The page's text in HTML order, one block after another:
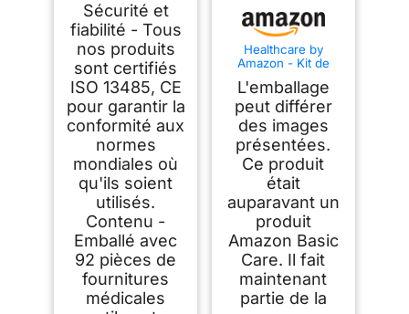
Composée de 92
Articles pour la
Maison, Le Véhicule,
Les Voyages, Le
Bureau, Le Lieu de
Travail, la
Randonnée, la
Survie et l'Extérieur
(Rouge)
Sécurité et
fiabilité - Tous
nos produits
sont certifiés
ISO 13485, CE
pour garantir la
conformité aux
normes
mondiales où
qu'ils soient
utilisés.
Contenu -
Emballé avec
92 pièces de
fournitures
médicales
Healthcare by
Amazon - Kit de
56 pièces, Vert
(Anciennement une
marque Amazon
Basic Care, même
produit)
L'emballage
peut différer
des images
présentées.
Ce produit
était
auparavant un
produit
Amazon Basic
Care. Il fait
maintenant
partie de la